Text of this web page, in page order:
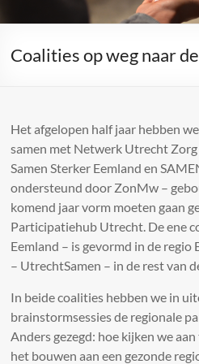
Coalities op weg naar
Het afgelopen half jaar hebben
samen met Netwerk Utrecht
Samen Sterker Eemland en
ondersteund door ZonMw –
komend jaar vorm moeten gaan
Participatiehub Utrecht. De ene
Eemland – is gevormd in de regio
– UtrechtSamen – in de rest van
In beide coalities hebben we in
brainstormsessies de regionale
Anders gezegd: hoe kijken we
het bouwen aan een gezonde